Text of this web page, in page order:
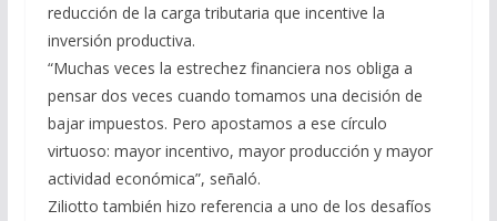
reducción de la carga tributaria que incentive la
inversión productiva.
“Muchas veces la estrechez financiera nos obliga a
pensar dos veces cuando tomamos una decisión de
bajar impuestos. Pero apostamos a ese círculo
virtuoso: mayor incentivo, mayor producción y mayor
actividad económica”, señaló.
Ziliotto también hizo referencia a uno de los desafíos